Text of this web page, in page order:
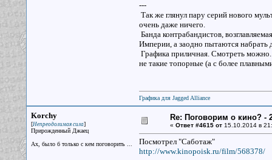
---
Так же глянул пару серий нового
очень даже ничего.
Банда контрабандистов,
Империи, а заодно пытаются набрать
Графика приличная. Смотреть
не такие топорные (а с более
Графика для Jagged Alliance
Korchy
[Непреодолимая сила]
Прирожденный Джаец
Ах, было б только с кем поговорить ...
Re: Поговорим о кино? -
« Ответ #4615 от15.10.2014 в
Посмотрел "Саботаж"
http://www.kinopoisk.ru/film/568378/